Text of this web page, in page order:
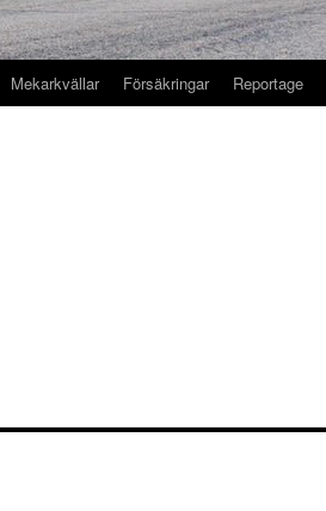
Mekarkvällar Försäkringar Reportage